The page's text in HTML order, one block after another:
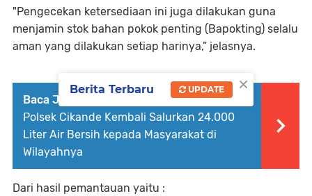
"Pengecekan ketersediaan ini juga dilakukan guna
menjamin stok bahan pokok penting (Bapokting) selalu
aman yang dilakukan setiap harinya,” jelasnya.
Baca Juga :
Atasi Dampak Kekeringan,
Polsek Cikande Kembali Salurkan 24.000
Liter Air Bersih kepada Masyarakat di
Wilayahnya
Dari hasil pemantauan yaitu :
×
Berita Terbaru UPDATE